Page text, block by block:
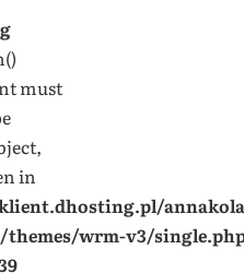
must
in
wrm-v3/